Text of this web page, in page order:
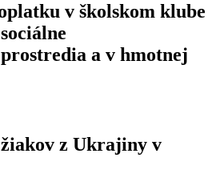
v školskom klube
a v hmotnej
z Ukrajiny v